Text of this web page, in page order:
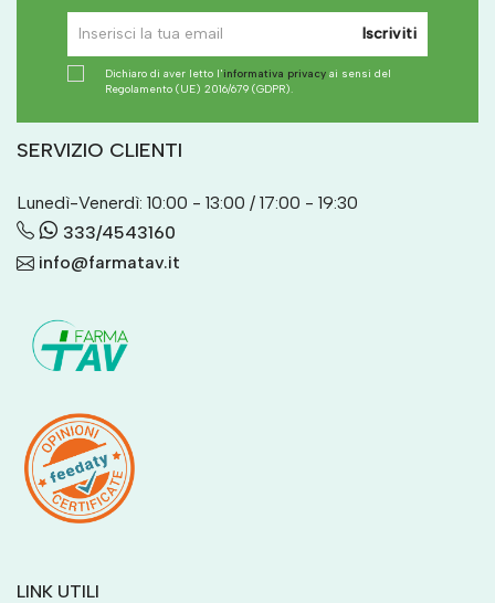
Iscriviti
Dichiaro di aver letto l'informativa privacy ai sensi del
Regolamento (UE) 2016/679 (GDPR).
SERVIZIO CLIENTI
Lunedì-Venerdì: 10:00 - 13:00 / 17:00 - 19:30
333/4543160
info@farmatav.it
LINK UTILI